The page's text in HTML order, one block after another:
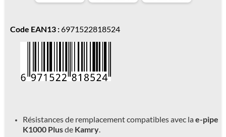
Code EAN13 :6971522818524
Résistances de remplacement compatibles avec lae-pipe
K1000 Plusde Kamry.